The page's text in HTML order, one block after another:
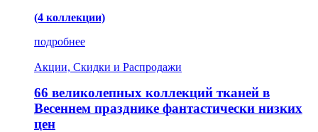
(4 коллекции)
подробнее
Акции, Скидки и Распродажи
66 великолепных коллекций тканей в
Весеннем празднике фантастически низких
цен